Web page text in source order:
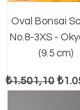
Oval Bonsai
No.8-3XS -
(9.5 cm)
Normal Fiyat
₺1.501,10